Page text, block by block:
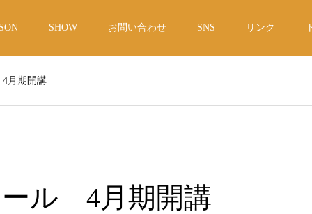
SHOW お問い合わせ SNS リンク
月期開講
ル 4月期開講